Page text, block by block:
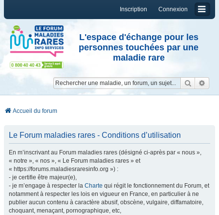
Connexion
Inscription
L'espace d'échange pour les
personnes touchées par une
maladie rare
Accueil du forum
Le Forum maladies rares - Conditions d’utilisation
En m’inscrivant au Forum maladies rares (désigné ci-après par « nous »,
« notre », « nos », « Le Forum maladies rares » et
« https://forums.maladiesraresinfo.org ») :
- je certifie être majeur(e),
- je m’engage à respecter la Charte qui régit le fonctionnement du Forum, et
notamment à respecter les lois en vigueur en France, en particulier à ne
publier aucun contenu à caractère abusif, obscène, vulgaire, diffamatoire,
choquant, menaçant, pornographique, etc,